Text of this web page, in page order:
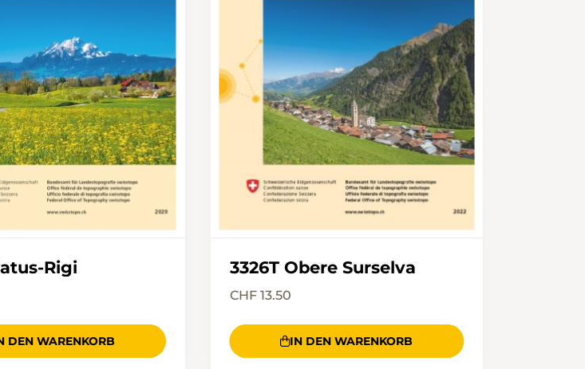
Rigi
DEN WARENKORB
3326T Obere Surselva
CHF 13.50
IN DEN WARENKORB